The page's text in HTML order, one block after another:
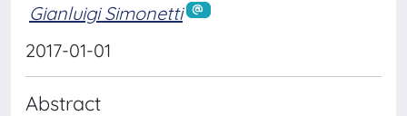
Gianluigi Simonetti
2017-01-01
Abstract